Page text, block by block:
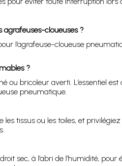
agrafeuses-cloueuses ?
l’agrafeuse-cloueuse
?
ou bricoleur averti. L’essentiel
pneumatique.
tissus ou les toiles, et
sec, à l’abri de l’humidité,